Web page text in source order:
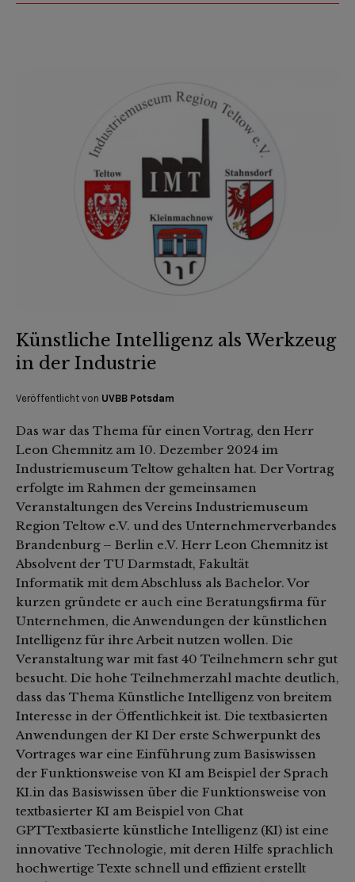
Künstliche Intelligenz als Werkzeug
in der Industrie
Veröffentlicht von UVBB Potsdam
Das war das Thema für einen Vortrag, den Herr
Leon Chemnitz am 10. Dezember 2024 im
Industriemuseum Teltow gehalten hat. Der Vortrag
erfolgte im Rahmen der gemeinsamen
Veranstaltungen des Vereins Industriemuseum
Region Teltow e.V. und des Unternehmerverbandes
Brandenburg – Berlin e.V. Herr Leon Chemnitz ist
Absolvent der TU Darmstadt, Fakultät
Informatik mit dem Abschluss als Bachelor. Vor
kurzen gründete er auch eine Beratungsfirma für
Unternehmen, die Anwendungen der künstlichen
Intelligenz für ihre Arbeit nutzen wollen. Die
Veranstaltung war mit fast 40 Teilnehmern sehr gut
besucht. Die hohe Teilnehmerzahl machte deutlich,
dass das Thema Künstliche Intelligenz von breitem
Interesse in der Öffentlichkeit ist. Die textbasierten
Anwendungen der KI Der erste Schwerpunkt des
Vortrages war eine Einführung zum Basiswissen
der Funktionsweise von KI am Beispiel der Sprach
KI.in das Basiswissen über die Funktionsweise von
textbasierter KI am Beispiel von Chat
GPTTextbasierte künstliche Intelligenz (KI) ist eine
innovative Technologie, mit deren Hilfe sprachlich
hochwertige Texte schnell und effizient erstellt